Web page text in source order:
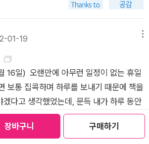
장바구니 구매하기
한단다. 하지만 위에서 이야기한 가려움증
지 못하는경우도 많아. 아무렇지도 않게 생
이는 ‘왜(why?)’ 라는 질문을 던지는데,
주지만아빠도 궁금하게 되더구나. 예를
지못한 코가 뭉툭 튀어나온 이유…. 다른
앞으로 튀어 나왔는데, 사람은 코가 튀어
유가 있다고 하는구나.=============
비정상인 부위는코이다. 포유동물은 대개
코가 아니라, 주둥이가달려 있다. 하버드
수 대니얼 리버먼은 인간의 코와 그 안의 복
이라는 추정도 나와있다. 농경은 교역과
, 수천 년 동안 충치, 성장저해, 건강 악화
- P438파커가 끔찍한 죽음을 맞이한 지 2
, 세계보건기구는 천연두가 지구에서 박
인간의 질병 중에서최초이자 지금까지 유
다. 공식적으로 천연두 표본은 전 세계에 단
국 조지아 주 애틀랜타에 있는CDC의 냉
시비르스크 인근의 한 러시아 바이러스연
남은 표본을 없애겠다고 몇 차례 약속했
2002년 CIA는 프랑스, 이라크, 북한에도
도를 겨냥해서 ‘돈맛에 매몰된 도서전’이
문제점이 수두룩하다. 그렇다고 해서 국도
맛’에 빠진 사람인 것처럼 매도하는 비난
에 성공한 사람들을 ‘굿즈 마니아’라고 비
나는 동의할 수 없다. 국도에 ‘책(의) 맛’을
아온다. ‘책 맛’을 아는 독자는 자기가 특별
만든 책들을 구매하거나 읽는다. 이런 독
시리즈나 전집을 사서 모은다.올해 국도
내가 주목한 출판사는 ‘까치(까치글방)’와
01-19
16일) 오랜만에 아무런 일정이 없는 휴일
보통 집콕하며 하루를 보내기 때문에 책을
겠다고 생각했었는데, 문득 내가 하루 동안
을 투자하는지 재볼까라는 생각이 들었다.
안 책을 읽기도 하는데([링크]겨울서점 유